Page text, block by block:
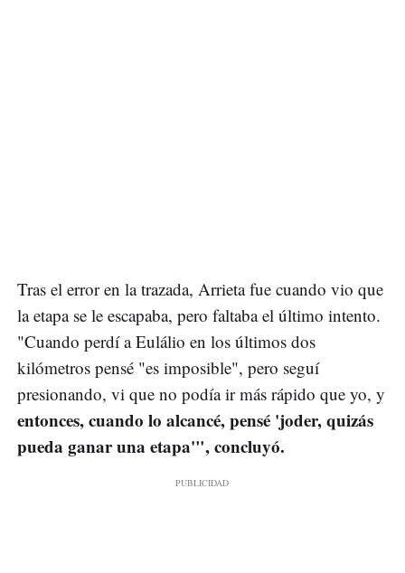
Tras el error en la trazada, Arrieta fue cuando vio que
la etapa se le escapaba, pero faltaba el último intento.
"Cuando perdí a Eulálio en los últimos dos
kilómetros pensé "es imposible", pero seguí
presionando, vi que no podía ir más rápido que yo, y
entonces, cuando lo alcancé, pensé 'joder, quizás
pueda ganar una etapa'", concluyó.